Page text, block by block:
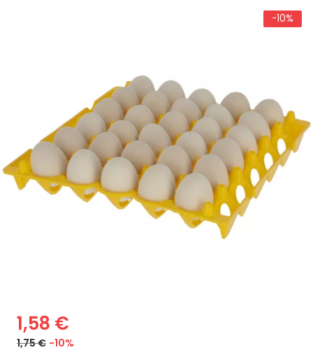
-10%
1,58 €
1,75 € -10%